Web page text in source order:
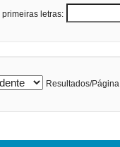
letras:
Resultados/Página